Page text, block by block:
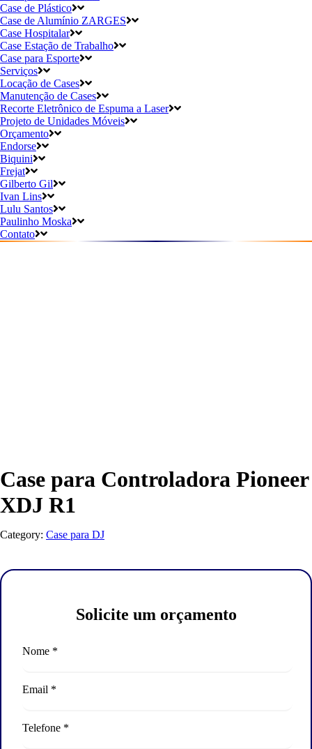
Case de Plástico
Case de Alumínio ZARGES
Case Hospitalar
Case Estação de Trabalho
Case para Esporte
Serviços
Locação de Cases
Manutenção de Cases
Recorte Eletrônico de Espuma a Laser
Projeto de Unidades Móveis
Orçamento
Endorse
Biquini
Frejat
Gilberto Gil
Ivan Lins
Lulu Santos
Paulinho Moska
Contato
Case para Controladora Pioneer
XDJ R1
Category: Case para DJ
Solicite um orçamento
Nome *
Email *
Telefone *